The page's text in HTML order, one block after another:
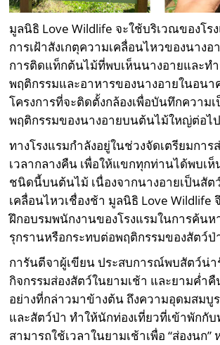
มูลนิธิ Love Wildlife จะใช้บริเวณของโร
การเฝ้าสังเกตุความเคลื่อนไหวของนางอ
การติดแท็กต้นไม้ที่พบเห็นนางอายและทำ
พฤติกรรมและอาหารของนางอายในอนา
โครงการที่จะติดตั้งกล้องเพื่อบันทึกความ
พฤติกรรมของนางอายบนต้นไม้ใหญ่ต่อไป
ทางโรงแรมกำลังอยู่ในช่วงจัดเตรียมการ
เวลากลางคืน เพื่อให้แขกทุกท่านได้พบเ
ชนิดนี้บนต้นไม้ เนื่องจากนางอายเป็นสัต
เคลื่อนไหวเชื่องช้า มูลนิธิ Love Wildlife
ฝึกอบรมพนักงานของโรงแรมในการค้นห
รุกรานหรือกระทบต่อพฤติกรรมของสัตว์
การันตีจาผู้เขียน ประสบการณ์พบสัตว์น่า
กิจกรรมส่องสัตว์ในยามเช้า และยามค่ำคื
อย่างที่กล่าวมาข้างต้น ถึงความอุดมสม
และสัตว์ป่า ทำให้นักท่องเที่ยวที่เข้าพักกับ
สามารถใช้เวลาในยามเช้าเพื่อ “ส่องนก